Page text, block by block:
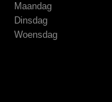
Maandag
Dinsdag
Woensdag